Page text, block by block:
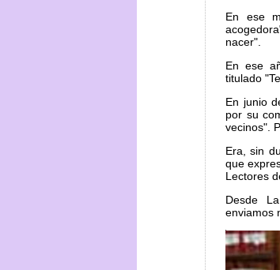
En ese
nacer".
En ese
titulado
En junio
por su
vecinos".
Era, sin
que
Lectores
Desde
enviamos